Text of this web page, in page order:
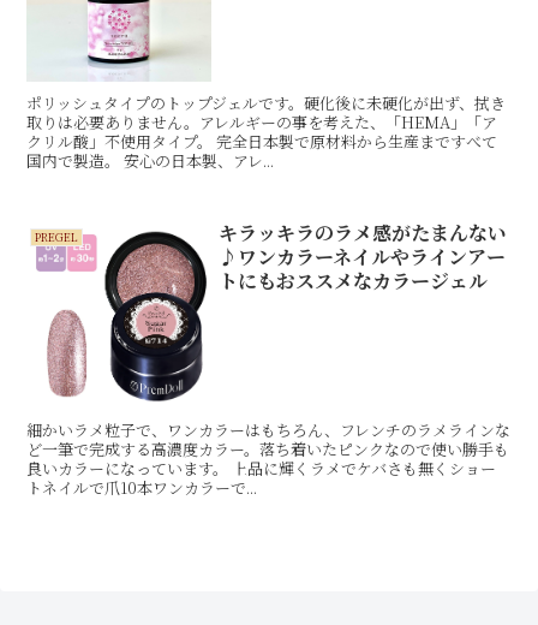
ポリッシュタイプのトップジェルです。硬化後に未硬化が出ず、拭き
取りは必要ありません。アレルギーの事を考えた、「HEMA」「ア
クリル酸」不使用タイプ。 完全日本製で原材料から生産まですべて
国内で製造。 安心の日本製、アレ...
PREGEL
キラッキラのラメ感がたまんない
♪ワンカラーネイルやラインアー
トにもおススメなカラージェル
細かいラメ粒子で、ワンカラーはもちろん、フレンチのラメラインな
ど一筆で完成する高濃度カラー。落ち着いたピンクなので使い勝手も
良いカラーになっています。 上品に輝くラメでケバさも無くショー
トネイルで爪10本ワンカラーで...